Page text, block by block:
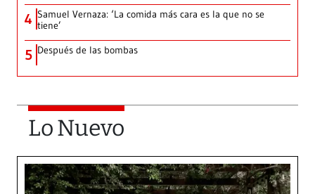
4 Samuel Vernaza: ‘La comida más cara es la que no se
tiene’
5 Después de las bombas
Lo Nuevo